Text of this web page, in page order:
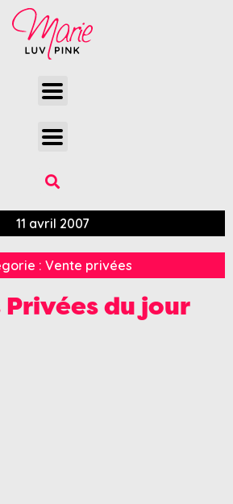
11 avril 2007
: Vente privées
du jour